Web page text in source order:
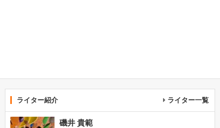
ライター紹介 ライター一覧
磯井 貴範